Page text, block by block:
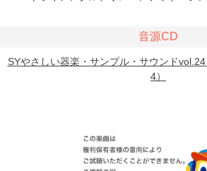
音源CD
SYやさしい器楽・サンプル・サウンド
4）